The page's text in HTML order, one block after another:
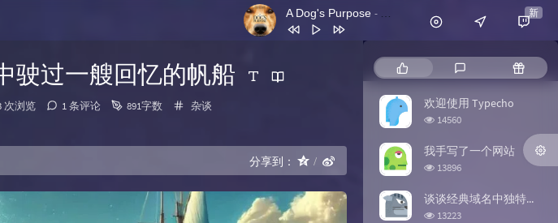
A Dog's Purpose - Rachel Portman
Radical Face
韩寒 / 刘昊然 / 刘浩存 / 沈腾 / 乔杉 / 周奇
夜派对（L.N Party） / 房东的猫
Michael Schulte
Koolulam
6 A Dog's Purpose Rachel Portman
7 银河列车 深海呼吸
新
驶过一艘回忆的帆船
次浏览 1 条评论 891字数 分类：
杂谈
分享到：
热门文章 随机
欢迎使用 Typecho
浏览次数:
14560
我手写了一个网站
浏览次数:
13896
谈谈经典域名中独特的“一抹红”——.org
浏览次数:
13223